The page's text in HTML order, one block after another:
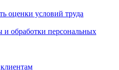
оценки условий труда
обработки персональных